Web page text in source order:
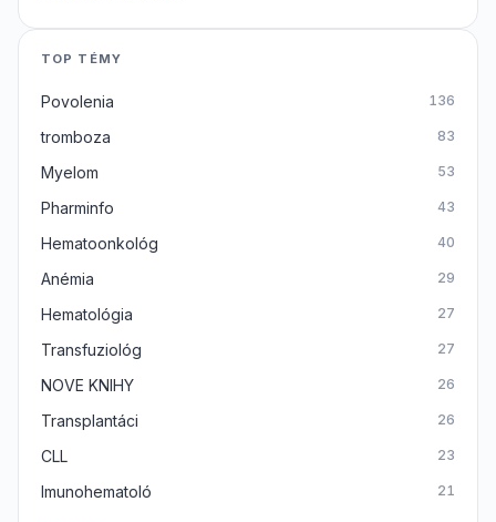
TOP TÉMY
Povolenia 136
tromboza 83
Myelom 53
Pharminfo 43
Hematoonkológ 40
Anémia 29
Hematológia 27
Transfuziológ 27
NOVE KNIHY 26
Transplantáci 26
CLL 23
Imunohematoló 21